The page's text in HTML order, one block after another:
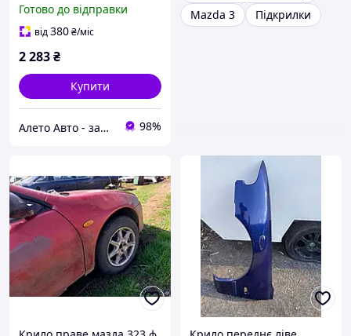
аналог Тайвань BJS752111
Готово до відправки
від380₴/міс
2 283₴
Купити
Алето Авто - запчастини на авто зі США 98%
Mazda 3
Підкрилки